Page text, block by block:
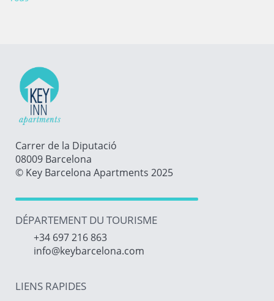
Carrer de la Diputació
08009 Barcelona
© Key Barcelona Apartments 2025
DÉPARTEMENT DU TOURISME
+34 697 216 863
info@keybarcelona.com
LIENS RAPIDES